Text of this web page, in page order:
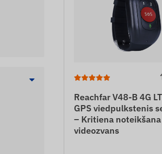
Reachfar V48-B 4G
GPS viedpulkstenis
– Kritiena
videozvans